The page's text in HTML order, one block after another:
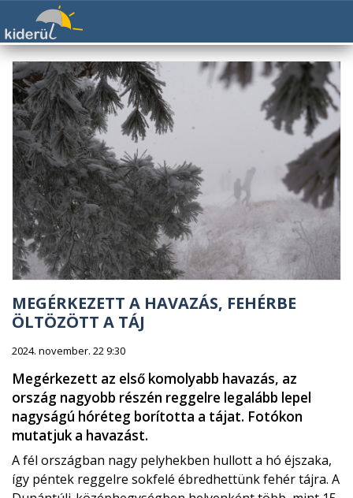
MEGÉRKEZETT A HAVAZÁS, FEHÉRBE
ÖLTÖZÖTT A TÁJ
2024. november. 22 9:30
Megérkezett az első komolyabb havazás, az
ország nagyobb részén reggelre legalább lepel
nagyságú hóréteg borította a tájat. Fotókon
mutatjuk a havazást.
A fél országban nagy pelyhekben hullott a hó éjszaka,
így péntek reggelre sokfelé ébredhettünk fehér tájra. A